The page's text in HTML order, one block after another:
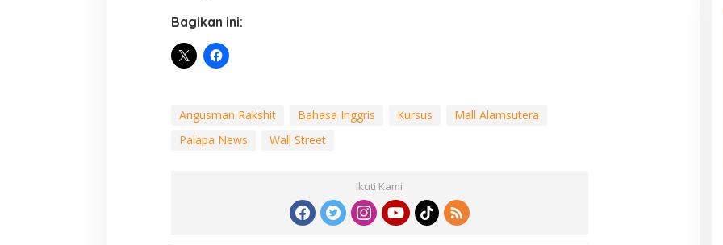
Bagikan ini:
Angusman Rakshit Bahasa Inggris Kursus
Mall Alamsutera
Palapa News
Wall Street
Ikuti Kami